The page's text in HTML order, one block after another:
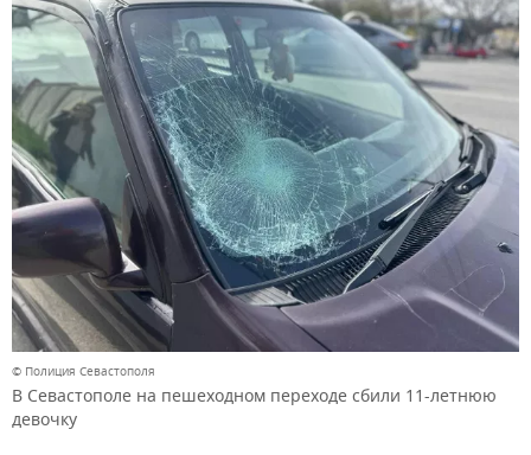
© Полиция Севастополя
В Севастополе на пешеходном переходе сбили 11-летнюю
девочку